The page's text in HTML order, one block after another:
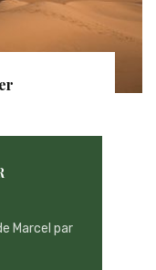
Marcel par